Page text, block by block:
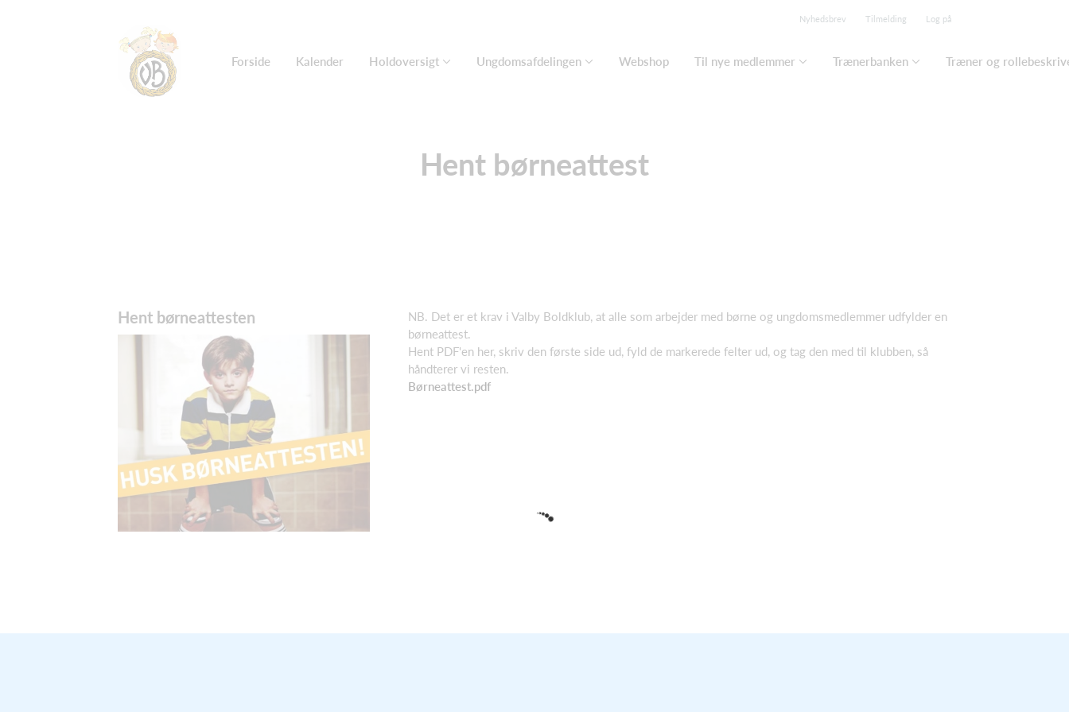
Nyhedsbrev Tilmelding Log på
Forside Kalender Holdoversigt Ungdomsafdelingen Webshop Til nye medlemmer Trænerbanken Træner og
Hent børneattest
Hent børneattesten
NB. Det er et krav i Valby Boldklub, at alle som arbejder med børne og ungdomsmedlemmer udfylder en
børneattest.
Hent PDF'en her, skriv den første side ud, fyld de markerede felter ud, og tag den med til klubben, så
håndterer vi resten.
Børneattest.pdf